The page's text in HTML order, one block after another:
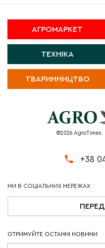
АГРОМАРКЕТ
ТЕХНІКА
ТВАРИННИЦТВО
©2026 AgroTimes.
+38
ОТРИМУЙТЕ ОСТАННІ НОВИНИ